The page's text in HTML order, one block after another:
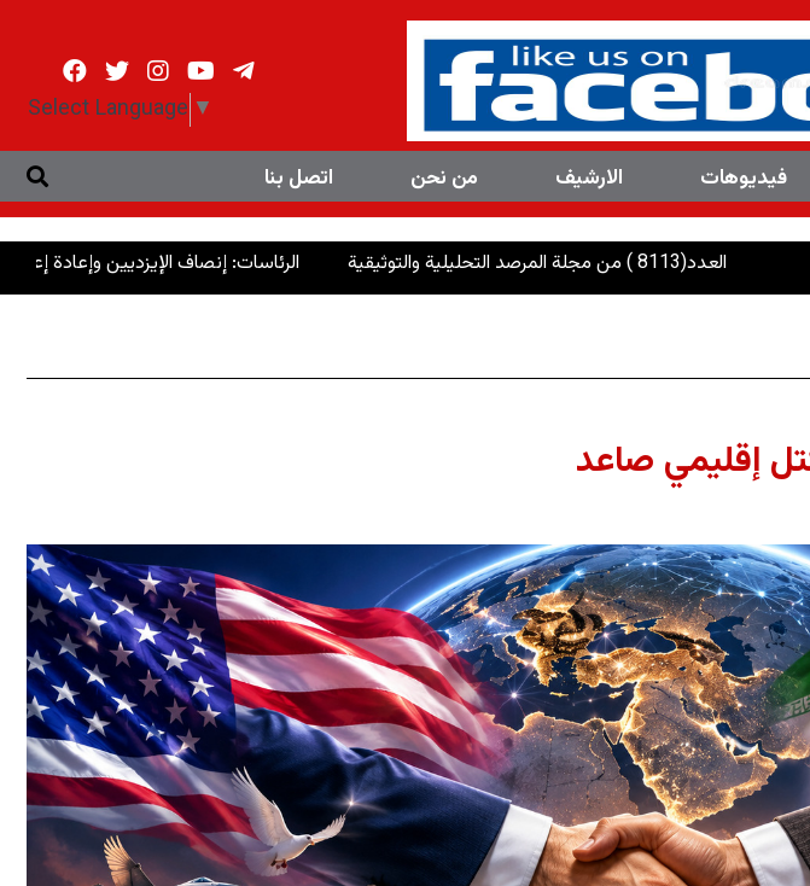
Select Language ▼
فیدیوهات الارشیف من نحن اتصل بنا
الرئاسات: إنصاف الإيزديين وإعادة إعمار سنجار
إقليمي صاعد